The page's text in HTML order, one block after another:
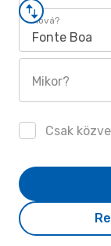
Hová?
Fonte Boa
Mikor?
Csak